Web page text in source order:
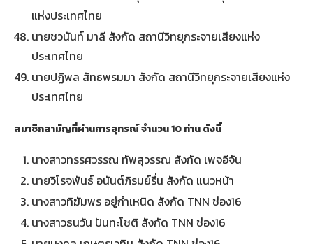
แห่งประเทศไทย
นายชวนันท์ มาลี สังกัด สถานีวิทยุกระจายเสียงแห่ง
ประเทศไทย
นายปฏิพล สัทธพรมมา สังกัด สถานีวิทยุกระจายเสียงแห่ง
ประเทศไทย
สมาชิกสามัญที่ผ่านการอุทรณ์ จำนวน 10 ท่าน ดังนี้
นางสาวทรรศวรรณ ทัพสุวรรณ สังกัด เพจอีจัน
นายวิโรจพันธ์ อนันต์ภิรมย์รื่น สังกัด แนวหน้า
นางสาวทิฆัมพร อยู่กำเหนิด สังกัด TNN ช่อง16
นางสาวธนวัน ปันทะโชติ สังกัด TNN ช่อง16